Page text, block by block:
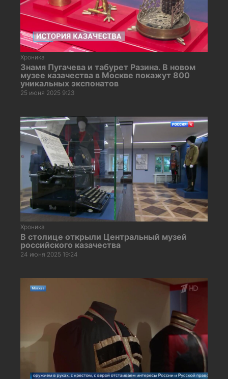
Хроника
Знамя Пугачева и табурет Разина. В новом
музее казачества в Москве покажут 800
уникальных экспонатов
25 июня 2025 9:23
Хроника
В столице открыли Центральный музей
российского казачества
24 июня 2025 19:24